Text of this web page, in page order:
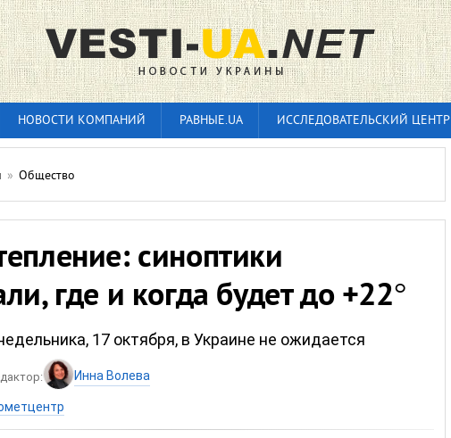
НОВОСТИ КОМПАНИЙ РАВНЫЕ.UA ИССЛЕДОВАТЕЛЬСКИЙ ЦЕНТР
» Общество
синоптики
где и когда будет до +22°
17 октября, в Украине не ожидается
Инна Волева